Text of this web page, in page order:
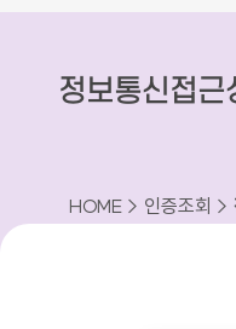
정보통신접
HOME > 인증조회 >